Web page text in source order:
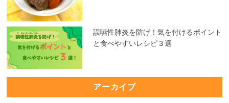
誤嚥性肺炎を防げ！気を付けるポイント
と食べやすいレシピ３選
アーカイブ